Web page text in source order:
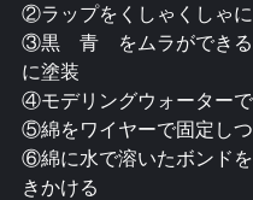
②ラップをくしゃくしゃに
③黒　青　をムラができ
に塗装
④モデリングウォーター
⑤綿をワイヤーで固定し
⑥綿に水で溶いたボンド
きかける